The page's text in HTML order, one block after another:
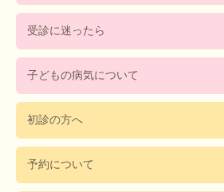
受診に迷ったら
子どもの病気について
初診の方へ
予約について